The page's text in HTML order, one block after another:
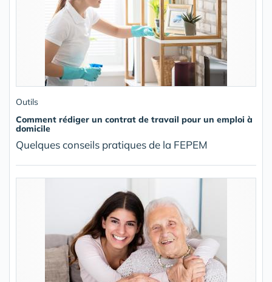
Outils
Comment rédiger un contrat de travail pour un emploi à
domicile
Quelques conseils pratiques de la FEPEM